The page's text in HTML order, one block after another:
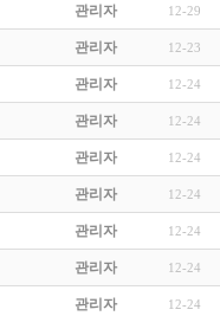
관리자 12-29
관리자 12-23
관리자 12-24
관리자 12-24
관리자 12-24
관리자 12-24
관리자 12-24
관리자 12-24
관리자 12-24